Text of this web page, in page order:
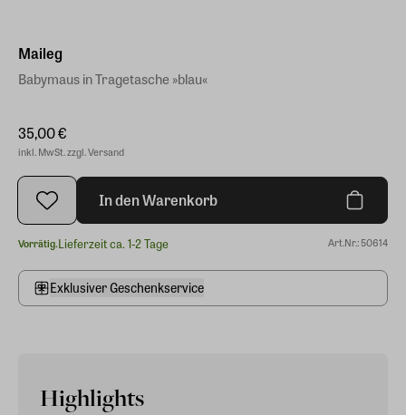
Maileg
Babymaus in Tragetasche »blau«
35,00 €
inkl. MwSt. zzgl. Versand
In den Warenkorb
Vorrätig.Lieferzeit ca. 1-2 Tage Art.Nr.: 50614
Exklusiver Geschenkservice
Highlights